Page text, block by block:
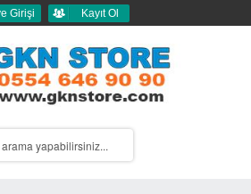
Girişi Kayıt Ol